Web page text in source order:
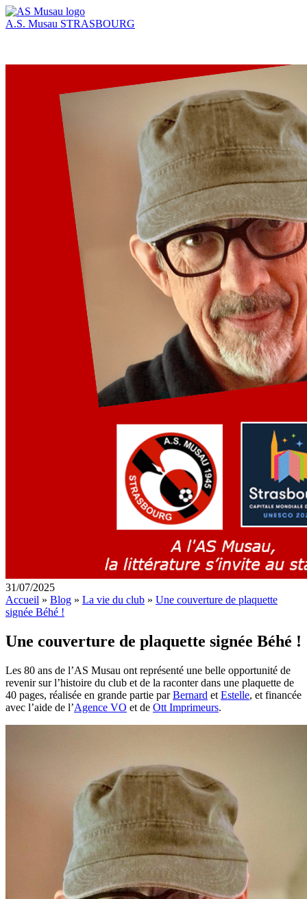
A.S. Musau STRASBOURG
31/07/2025
Accueil » Blog » La vie du club » Une couverture de plaquette
signée Béhé !
Une couverture de plaquette signée Béhé !
Les 80 ans de l’AS Musau ont représenté une belle opportunité de
revenir sur l’histoire du club et de la raconter dans une plaquette de
40 pages, réalisée en grande partie parBernard et Estelle, et financée
avec l’aide de l’Agence VO et de Ott Imprimeurs.